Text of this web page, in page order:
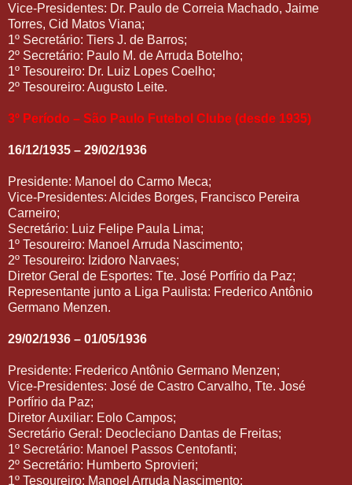
Vice-Presidentes: Dr. Paulo de Correia Machado, Jaime
Torres, Cid Matos Viana;
1º Secretário: Tiers J. de Barros;
2º Secretário: Paulo M. de Arruda Botelho;
1º Tesoureiro: Dr. Luiz Lopes Coelho;
2º Tesoureiro: Augusto Leite.
3º Período – São Paulo Futebol Clube (desde 1935)
16/12/1935 – 29/02/1936
Presidente: Manoel do Carmo Meca;
Vice-Presidentes: Alcides Borges, Francisco Pereira
Carneiro;
Secretário: Luiz Felipe Paula Lima;
1º Tesoureiro: Manoel Arruda Nascimento;
2º Tesoureiro: Izidoro Narvaes;
Diretor Geral de Esportes: Tte. José Porfírio da Paz;
Representante junto a Liga Paulista: Frederico Antônio
Germano Menzen.
29/02/1936 – 01/05/1936
Presidente: Frederico Antônio Germano Menzen;
Vice-Presidentes: José de Castro Carvalho, Tte. José
Porfírio da Paz;
Diretor Auxiliar: Eolo Campos;
Secretário Geral: Deocleciano Dantas de Freitas;
1º Secretário: Manoel Passos Centofanti;
2º Secretário: Humberto Sprovieri;
1º Tesoureiro: Manoel Arruda Nascimento;